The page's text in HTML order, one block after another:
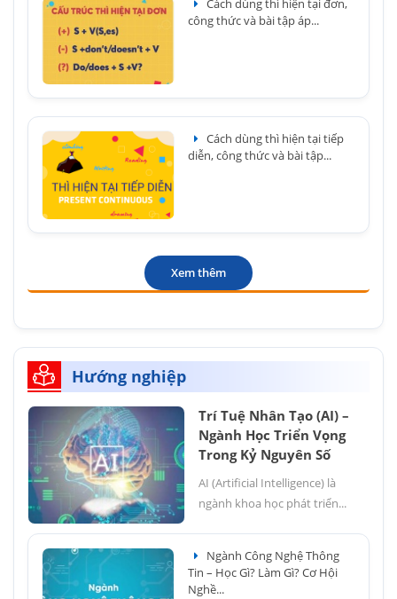
Cách dùng thì hiện tại đơn,
công thức và bài tập áp...
Cách dùng thì hiện tại tiếp
diễn, công thức và bài tập...
Xem thêm
Hướng nghiệp
Trí Tuệ Nhân Tạo (AI) –
Ngành Học Triển Vọng
Trong Kỷ Nguyên Số
AI (Artificial Intelligence) là
ngành khoa học phát triển...
Ngành Công Nghệ Thông
Tin – Học Gì? Làm Gì? Cơ Hội
Nghề...